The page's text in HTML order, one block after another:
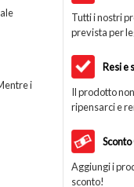
Tutti i nostri
prevista per
Resi e
Il prodotto
ripensarci e
Aggiungi i
sconto!
i